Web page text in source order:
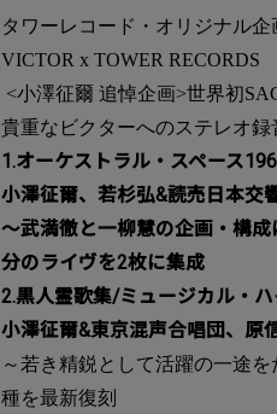
タワーレコード・オリジナル企
VICTOR x TOWER RECORDS
<小澤征爾 追悼企画>世界初
貴重なビクターへのステレオ録
1.オーケストラル・スペース
小澤征爾、若杉弘&読売日本交
～武満徹と一柳慧の企画・構
分のライヴを2枚に集成
2.黒人霊歌集/ミュージカル・ハ
小澤征爾&東京混声合唱団、原
～若き精鋭として活躍の一途
種を最新復刻